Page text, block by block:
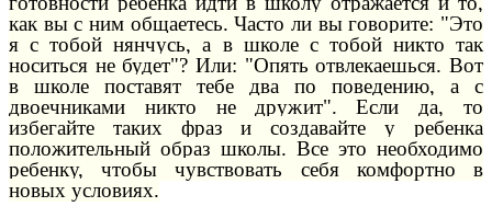
как вы с ним общаетесь. Часто ли вы говорите: "Это
я с тобой нянчусь, а в школе с тобой никто так
носиться не будет"? Или: "Опять отвлекаешься. Вот
в школе поставят тебе два по поведению, а с
двоечниками никто не дружит". Если да, то
избегайте таких фраз и создавайте у ребенка
положительный образ школы. Все это необходимо
ребенку, чтобы чувствовать себя комфортно в
новых условиях.